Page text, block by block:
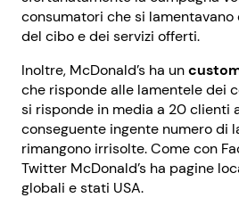
consumatori che si
del cibo e dei servizi offerti.
Inoltre, McDonald’s ha un
che risponde alle lamentele dei
si risponde in media a 20 clienti
conseguente ingente numero di
rimangono irrisolte. Come con
Twitter McDonald’s ha pagine
globali e stati USA.